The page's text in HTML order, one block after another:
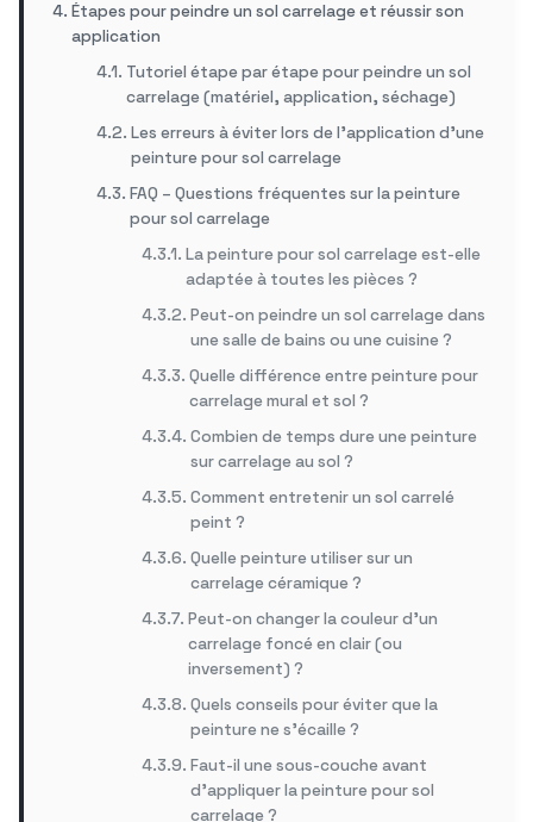
Étapes pour peindre un sol carrelage et réussir son
application
Tutoriel étape par étape pour peindre un sol
carrelage (matériel, application, séchage)
Les erreurs à éviter lors de l’application d’une
peinture pour sol carrelage
FAQ – Questions fréquentes sur la peinture
pour sol carrelage
La peinture pour sol carrelage est-elle
adaptée à toutes les pièces ?
Peut-on peindre un sol carrelage dans
une salle de bains ou une cuisine ?
Quelle différence entre peinture pour
carrelage mural et sol ?
Combien de temps dure une peinture
sur carrelage au sol ?
Comment entretenir un sol carrelé
peint ?
Quelle peinture utiliser sur un
carrelage céramique ?
Peut-on changer la couleur d’un
carrelage foncé en clair (ou
inversement) ?
Quels conseils pour éviter que la
peinture ne s’écaille ?
Faut-il une sous-couche avant
d’appliquer la peinture pour sol
carrelage ?